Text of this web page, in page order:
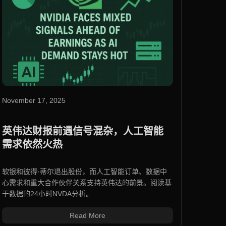
November 17, 2025
英伟达财报前遇信号混杂，人工智能
需求依然火热
软银和彼得·蒂尔退出股份，而人工智能订单、数据中
心需求和重大合作伙伴关系支持英伟达的前景。阅读基
于数据的24小时NVDA分析。
Read More